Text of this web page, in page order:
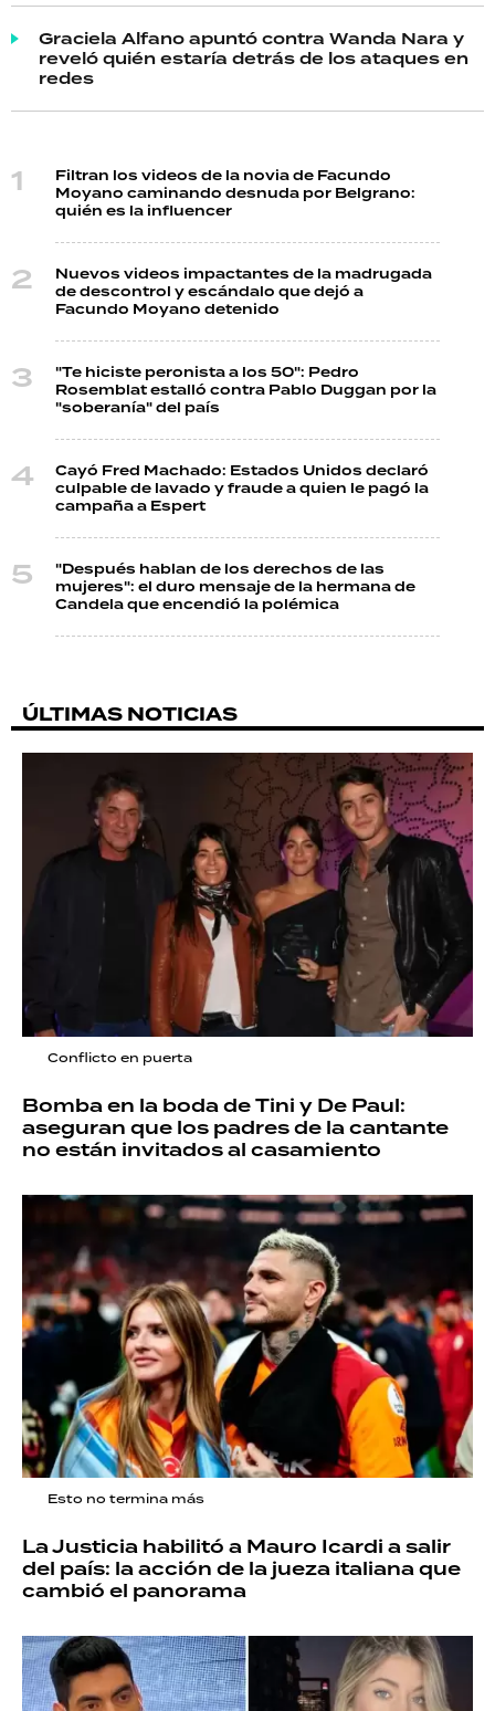
Graciela Alfano apuntó contra Wanda Nara y
reveló quién estaría detrás de los ataques en
redes
Filtran los videos de la novia de Facundo
Moyano caminando desnuda por Belgrano:
quién es la influencer
Nuevos videos impactantes de la madrugada
de descontrol y escándalo que dejó a
Facundo Moyano detenido
"Te hiciste peronista a los 50": Pedro
Rosemblat estalló contra Pablo Duggan por la
"soberanía" del país
Cayó Fred Machado: Estados Unidos declaró
culpable de lavado y fraude a quien le pagó la
campaña a Espert
"Después hablan de los derechos de las
mujeres": el duro mensaje de la hermana de
Candela que encendió la polémica
ÚLTIMAS NOTICIAS
Conflicto en puerta
Bomba en la boda de Tini y De Paul:
aseguran que los padres de la cantante
no están invitados al casamiento
Esto no termina más
La Justicia habilitó a Mauro Icardi a salir
del país: la acción de la jueza italiana que
cambió el panorama